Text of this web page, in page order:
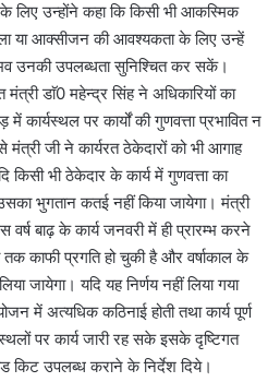
उन्होंने कहा कि किसी भी आकस्मिक
या आक्सीजन की आवश्यकता के लिए उन्हें
उनकी उपलब्धता सुनिश्चित कर सकें।
मंत्री डाॅ0 महेन्द्र सिंह ने अधिकारियों का
कार्यस्थल पर कार्यों की गुणवत्ता प्रभावित न
जी ने कार्यरत ठेकेदारों को भी आगाह
किसी भी ठेकेदार के कार्य में गुणवत्ता का
भुगतान कतई नहीं किया जायेगा। मंत्री
बाढ़ के कार्य जनवरी में ही प्रारम्भ करने
काफी प्रगति हो चुकी है और वर्षाकाल के
जायेगा। यदि यह निर्णय नहीं लिया गया
में अत्यधिक कठिनाई होती तथा कार्य पूर्ण
पर कार्य जारी रह सके इसके दृष्टिगत
किट उपलब्ध कराने के निर्देश दिये।